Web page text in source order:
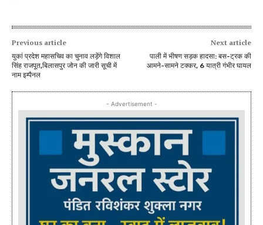
Previous article
युकां प्रदेश महासचिव का चुनाव लड़ेंगे विशाल
सिंह राजपूत,बिलासपुर जोन की जारी सूची में
नाम इम्पैनल
Next article
पाली में भीषण सड़क हादसा: बस-ट्रक की
आमने-सामने टक्कर, 6 यात्री गंभीर घायल
- Advertisement -